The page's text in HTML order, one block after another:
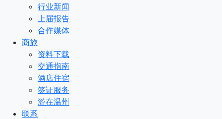
行业新闻
上届报告
合作媒体
商旅
资料下载
交通指南
酒店住宿
签证服务
游在温州
联系